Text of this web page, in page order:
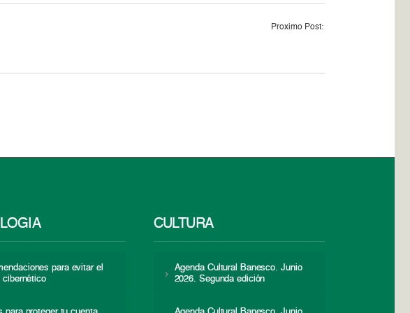
Proximo Post:
para evitar el
cibernético
CULTURA
Agenda Cultural Banesco. Junio
2026. Segunda edición